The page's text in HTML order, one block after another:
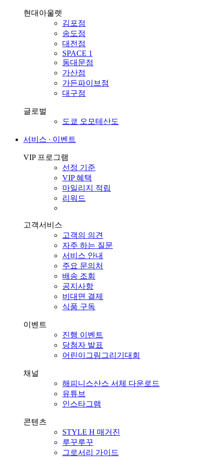
현대아울렛
김포점
송도점
대전점
SPACE 1
동대문점
가산점
가든파이브점
대구점
글로벌
도쿄 오모테산도
서비스 ∙ 이벤트
VIP 프로그램
선정 기준
VIP 혜택
마일리지 적립
리워드
고객서비스
고객의 의견
자주 하는 질문
서비스 안내
주요 문의처
배송 조회
공지사항
비대면 결제
식품 구독
이벤트
진행 이벤트
당첨자 발표
어린이그림그리기대회
채널
해피니스산스 서체 다운로드
유튜브
인스타그램
콘텐츠
STYLE H 매거진
루꾸루꾸
그로서리 가이드